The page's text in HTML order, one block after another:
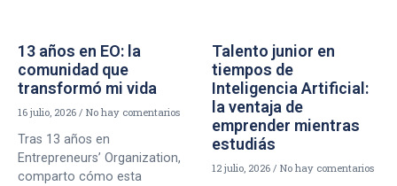
13 años en EO: la
comunidad que
transformó mi vida
16 julio, 2026 No hay comentarios
Tras 13 años en
Entrepreneurs’ Organization,
comparto cómo esta
Talento junior en
tiempos de
Inteligencia Artificial:
la ventaja de
emprender mientras
estudiás
12 julio, 2026 No hay comentarios